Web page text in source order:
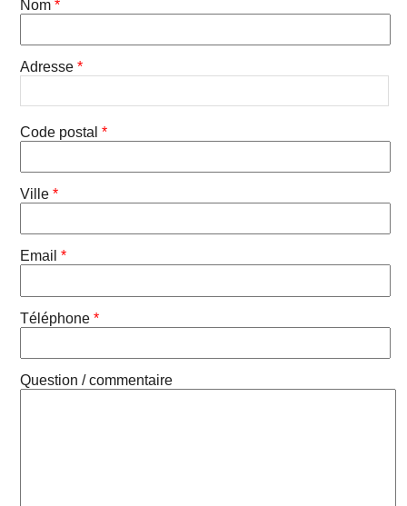
Nom*
Adresse*
Code postal*
Ville*
Email*
Téléphone*
Question / commentaire